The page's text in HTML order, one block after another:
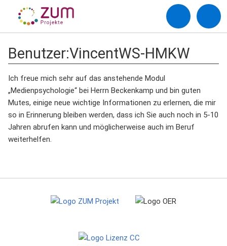
Benutzer:VincentWS-HMKW
Ich freue mich sehr auf das anstehende Modul
„Medienpsychologie“ bei Herrn Beckenkamp und bin guten
Mutes, einige neue wichtige Informationen zu erlernen, die mir
so in Erinnerung bleiben werden, dass ich Sie auch noch in 5-10
Jahren abrufen kann und möglicherweise auch im Beruf
weiterhelfen.